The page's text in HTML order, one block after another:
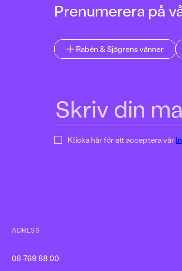
Prenumerera på
Rabén & Sjögrens vänner
Klicka här för att acceptera vår
ADRESS
08-769 88 00